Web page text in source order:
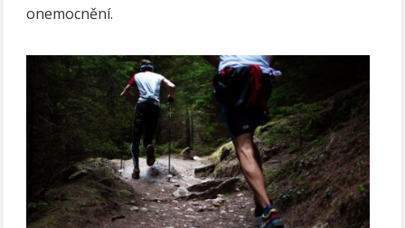
onemocnění.